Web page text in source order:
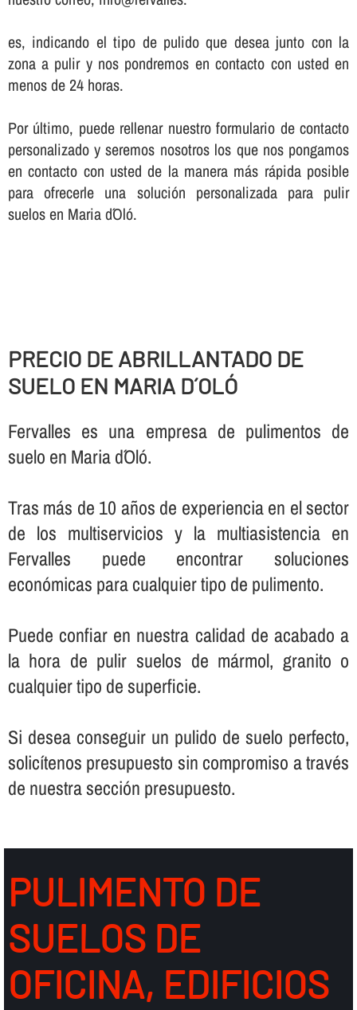
es, indicando el tipo de pulido que desea junto con la
zona a pulir y nos pondremos en contacto con usted en
menos de 24 horas.
Por último, puede rellenar nuestro formulario de contacto
personalizado y seremos nosotros los que nos pongamos
en contacto con usted de la manera más rápida posible
para ofrecerle una solución personalizada para pulir
suelos en Maria d´Oló.
PRECIO DE ABRILLANTADO DE
SUELO EN MARIA D´OLÓ
Fervalles es una empresa de pulimentos de
suelo en Maria d´Oló.
Tras más de 10 años de experiencia en el sector
de los multiservicios y la multiasistencia en
Fervalles puede encontrar soluciones
económicas para cualquier tipo de pulimento.
Puede confiar en nuestra calidad de acabado a
la hora de pulir suelos de mármol, granito o
cualquier tipo de superficie.
Si desea conseguir un pulido de suelo perfecto,
solicí­tenos presupuesto sin compromiso a través
de nuestra sección presupuesto.
PULIMENTO DE
SUELOS DE
OFICINA, EDIFICIOS